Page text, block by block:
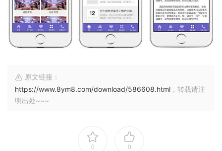
原文链接：
https://www.8ym8.com/download/586608.html ，转载请注
明出处~~~
0 0